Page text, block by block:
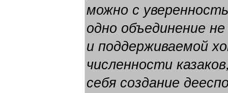
можно с
одно объединение
и поддерживаемой
численности
себя создание